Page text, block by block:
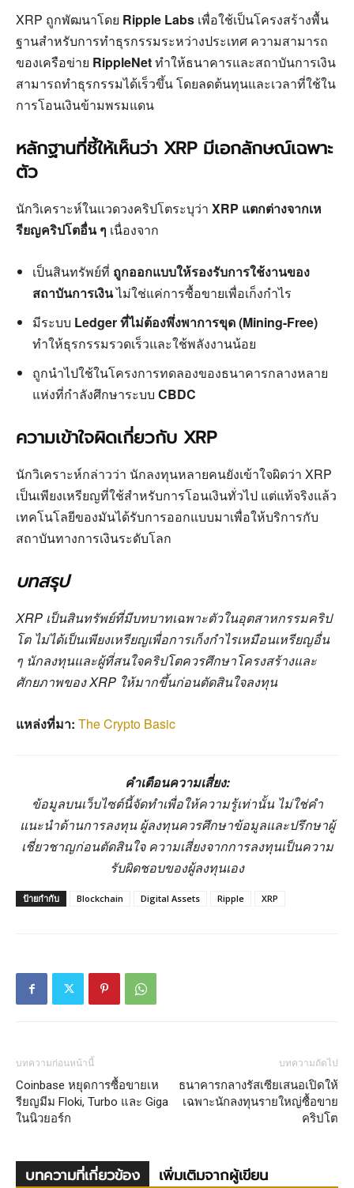
XRP ถูกพัฒนาโดย Ripple Labs เพื่อใช้เป็นโครงสร้างพื้น
ฐานสำหรับการทำธุรกรรมระหว่างประเทศ ความสามารถ
ของเครือข่าย RippleNetทำให้ธนาคารและสถาบันการเงิน
สามารถทำธุรกรรมได้เร็วขึ้น โดยลดต้นทุนและเวลาที่ใช้ใน
การโอนเงินข้ามพรมแดน
หลักฐานที่ชี้ให้เห็นว่า XRP มีเอกลักษณ์เฉพาะ
ตัว
นักวิเคราะห์ในแวดวงคริปโตระบุว่า XRP แตกต่างจากเห
รียญคริปโตอื่น ๆ เนื่องจาก
เป็นสินทรัพย์ที่ ถูกออกแบบให้รองรับการใช้งานของ
สถาบันการเงินไม่ใช่แค่การซื้อขายเพื่อเก็งกำไร
มีระบบ Ledger ที่ไม่ต้องพึ่งพาการขุด (Mining-Free)
ทำให้ธุรกรรมรวดเร็วและใช้พลังงานน้อย
ถูกนำไปใช้ในโครงการทดลองของธนาคารกลางหลาย
แห่งที่กำลังศึกษาระบบ CBDC
ความเข้าใจผิดเกี่ยวกับ XRP
นักวิเคราะห์กล่าวว่า นักลงทุนหลายคนยังเข้าใจผิดว่า XRP
เป็นเพียงเหรียญที่ใช้สำหรับการโอนเงินทั่วไป แต่แท้จริงแล้ว
เทคโนโลยีของมันได้รับการออกแบบมาเพื่อให้บริการกับ
สถาบันทางการเงินระดับโลก
บทสรุป
XRP เป็นสินทรัพย์ที่มีบทบาทเฉพาะตัวในอุตสาหกรรมคริป
โต ไม่ได้เป็นเพียงเหรียญเพื่อการเก็งกำไรเหมือนเหรียญอื่น
ๆ นักลงทุนและผู้ที่สนใจคริปโตควรศึกษาโครงสร้างและ
ศักยภาพของ XRP ให้มากขึ้นก่อนตัดสินใจลงทุน
แหล่งที่มา: The Crypto Basic
คำเตือนความเสี่ยง:
ข้อมูลบนเว็บไซต์นี้จัดทำเพื่อให้ความรู้เท่านั้น ไม่ใช่คำ
แนะนำด้านการลงทุน ผู้ลงทุนควรศึกษาข้อมูลและปรึกษาผู้
เชี่ยวชาญก่อนตัดสินใจ ความเสี่ยงจากการลงทุนเป็นความ
รับผิดชอบของผู้ลงทุนเอง
ป้ายกำกับ Blockchain Digital Assets Ripple XRP
บทความก่อนหน้านี้
Coinbase หยุดการซื้อขายเห
รียญมีม Floki, Turbo และ Giga
ในนิวยอร์ก
บทความถัดไป
ธนาคารกลางรัสเซียเสนอเปิดให้
เฉพาะนักลงทุนรายใหญ่ซื้อขาย
คริปโต
บทความที่เกี่ยวข้อง เพิ่มเติมจากผู้เขียน